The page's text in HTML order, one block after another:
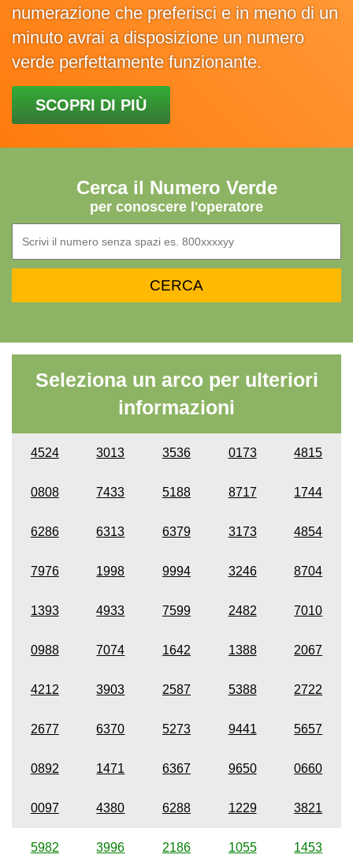
numerazione che preferisci e in meno di un
minuto avrai a disposizione un numero
verde perfettamente funzionante.
SCOPRI DI PIÙ
Cerca il Numero Verde
per conoscere l'operatore
Seleziona un arco per ulteriori
informazioni
4524 3013 3536 0173 4815
0808 7433 5188 8717 1744
6286 6313 6379 3173 4854
7976 1998 9994 3246 8704
1393 4933 7599 2482 7010
0988 7074 1642 1388 2067
4212 3903 2587 5388 2722
2677 6370 5273 9441 5657
0892 1471 6367 9650 0660
0097 4380 6288 1229 3821
5982 3996 2186 1055 1453